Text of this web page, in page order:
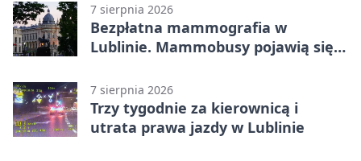
7 sierpnia 2026
Bezpłatna mammografia w
Lublinie. Mammobusy pojawią się
7 sierpnia 2026
Trzy tygodnie za kierownicą i
utrata prawa jazdy w Lublinie